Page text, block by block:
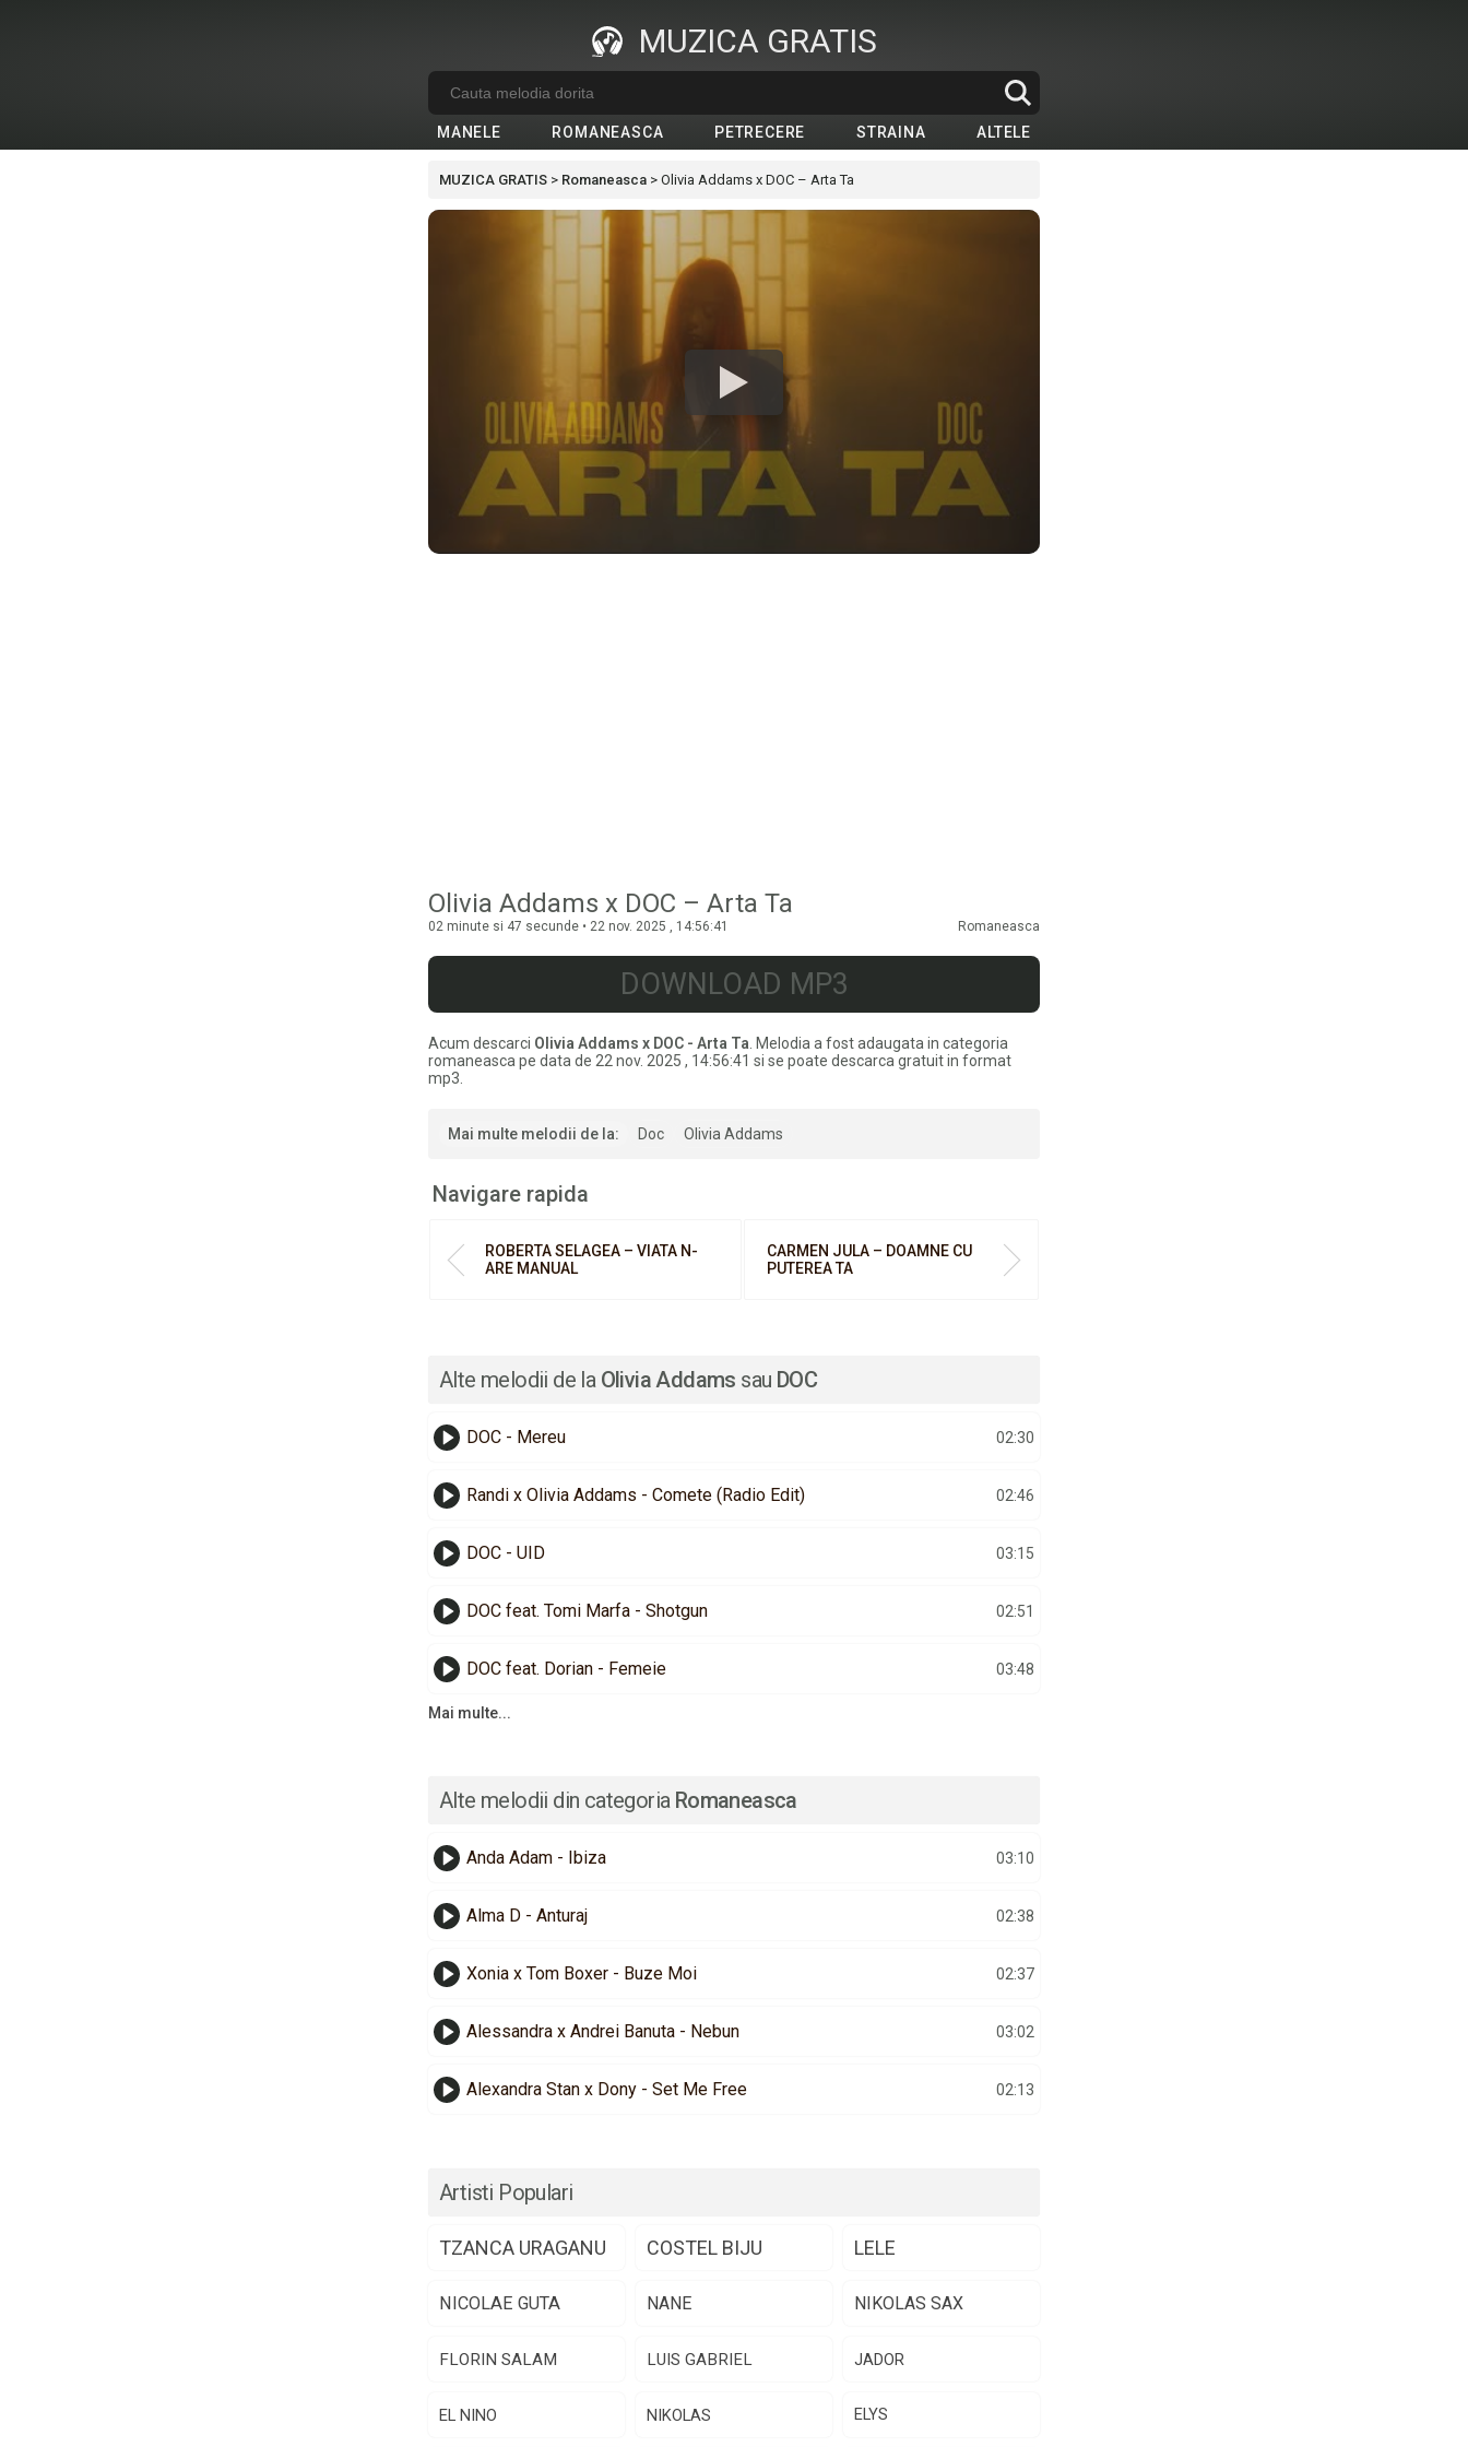
MUZICA GRATIS
MANELE ROMANEASCA PETRECERE STRAINA ALTELE
MUZICA GRATIS > Romaneasca > Olivia Addams x DOC – Arta Ta
Olivia Addams x DOC – Arta Ta
02 minute si 47 secunde • 22 nov. 2025 , 14:56:41 Romaneasca
DOWNLOAD MP3
Acum descarci Olivia Addams x DOC - Arta Ta . Melodia a fost adaugata in categoria
romaneasca pe data de 22 nov. 2025 , 14:56:41 si se poate descarca gratuit in format
mp3.
Mai multe melodii de la: Doc Olivia Addams
Navigare rapida
ROBERTA SELAGEA – VIATA N-
ARE MANUAL
CARMEN JULA – DOAMNE CU
PUTEREA TA
Alte melodii de la Olivia Addams sau DOC
DOC - Mereu 02:30
Randi x Olivia Addams - Comete (Radio Edit) 02:46
DOC - UID 03:15
DOC feat. Tomi Marfa - Shotgun 02:51
DOC feat. Dorian - Femeie 03:48
Mai multe...
Alte melodii din categoria Romaneasca
Anda Adam - Ibiza 03:10
Alma D - Anturaj 02:38
Xonia x Tom Boxer - Buze Moi 02:37
Alessandra x Andrei Banuta - Nebun 03:02
Alexandra Stan x Dony - Set Me Free 02:13
Artisti Populari
TZANCA URAGANU COSTEL BIJU LELE
NICOLAE GUTA NANE NIKOLAS SAX
FLORIN SALAM LUIS GABRIEL JADOR
EL NINO NIKOLAS ELYS